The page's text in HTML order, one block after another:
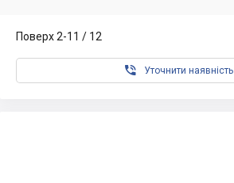
Поверх 2-11 / 12
 Уточнити наявність